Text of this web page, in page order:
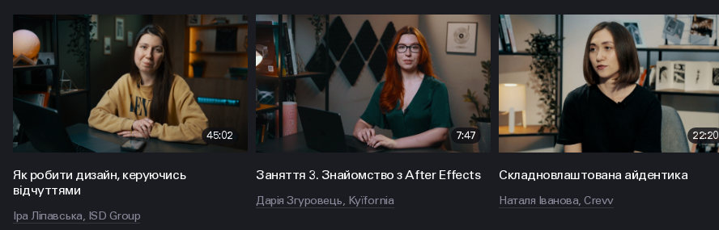
Конфіденційності
hello@prjctr.com.ua
45:02
Як робити дизайн, керуючись
відчуттями
Іра Ліпавська, ISD Group
7:47
Заняття 3. Знайомство з After Effects
Дарія Згуровець, Kyїfornia
22:20
Складновлаштована айдентика
Наталя Іванова, Crevv